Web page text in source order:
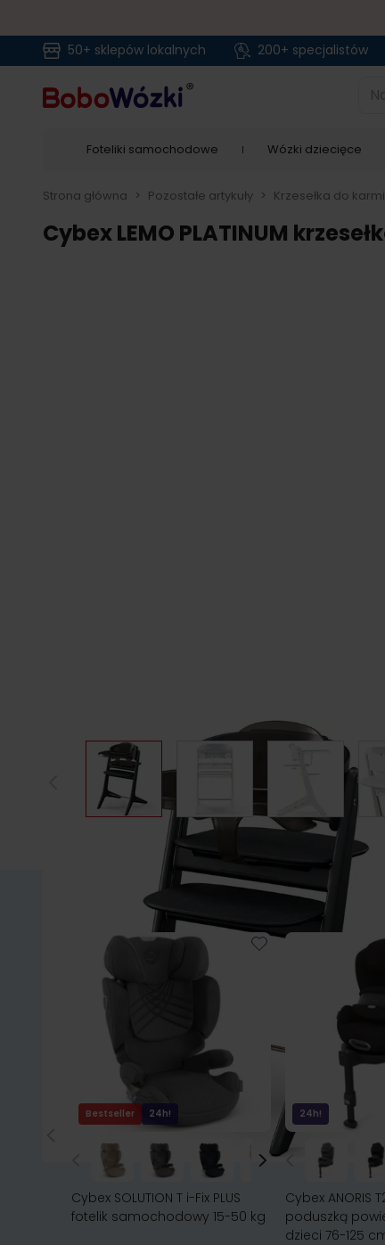
50+ sklepów lokalnych 200+ specjalistów
Foteliki samochodowe Wózki dziecięce
Strona główna > Pozostałe artykuły > Krzesełka do
Cybex LEMO PLATINUM
Bestseller 24h!
Cybex SOLUTION T i-Fix PLUS
fotelik samochodowy 15-50 kg
24h!
Cybex ANORIS
poduszką
dzieci 76-125